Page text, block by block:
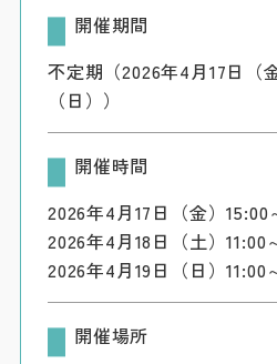
開催期間
不定期（2026年4月17日（
（日））
開催時間
2026年4月17日（金）15:00
2026年4月18日（土）11:00
2026年4月19日（日）11:00
開催場所